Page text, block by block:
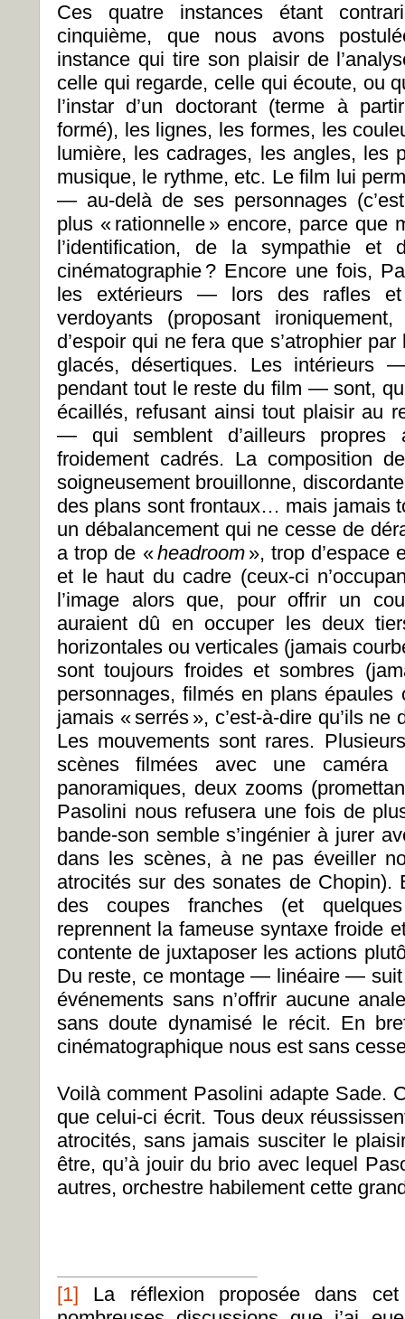
Ces quatre instances étant
cinquième, que nous avons
instance qui tire son plaisir de
celle qui regarde, celle qui écoute, ou
l’instar d’un doctorant (terme à
formé), les lignes, les formes, les
lumière, les cadrages, les angles, les
musique, le rythme, etc. Le film lui
— au-delà de ses personnages
plus « rationnelle » encore, parce que
l’identification, de la sympathie
cinématographie ? Encore une fois,
les extérieurs — lors des rafles
verdoyants (proposant
d’espoir qui ne fera que s’atrophier
glacés, désertiques. Les intérieurs
pendant tout le reste du film — sont,
écaillés, refusant ainsi tout plaisir au
— qui semblent d’ailleurs
froidement cadrés. La composition
soigneusement brouillonne,
des plans sont frontaux… mais jamais
un débalancement qui ne cesse de
a trop de «headroom », trop d’espace
et le haut du cadre (ceux-ci
l’image alors que, pour offrir un
auraient dû en occuper les deux
horizontales ou verticales (jamais
sont toujours froides et sombres
personnages, filmés en plans
jamais « serrés », c’est-à-dire qu’ils ne
Les mouvements sont rares.
scènes filmées avec une caméra
panoramiques, deux zooms
Pasolini nous refusera une fois de
bande-son semble s’ingénier à jurer
dans les scènes, à ne pas éveiller
atrocités sur des sonates de Chopin).
des coupes franches (et
reprennent la fameuse syntaxe froide
contente de juxtaposer les actions
Du reste, ce montage — linéaire — suit
événements sans n’offrir aucune
sans doute dynamisé le récit. En
cinématographique nous est sans
Voilà comment Pasolini adapte Sade.
que celui-ci écrit. Tous deux
atrocités, sans jamais susciter le
être, qu’à jouir du brio avec lequel
autres, orchestre habilement cette
[1] La réflexion proposée dans